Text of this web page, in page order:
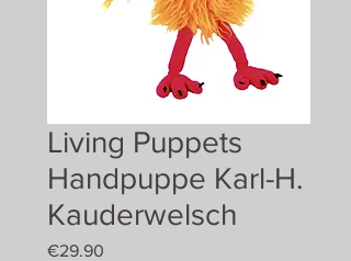
Living Puppets
Handpuppe Karl-H.
Kauderwelsch
€29.90